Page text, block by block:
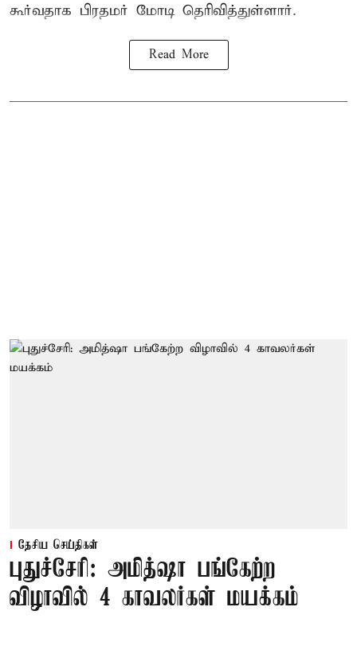
கூர்வதாக பிரதமர் மோடி தெரிவித்துள்ளார்.
Read More
தேசிய செய்திகள்
புதுச்சேரி: அமித்ஷா பங்கேற்ற
விழாவில் 4 காவலர்கள் மயக்கம்